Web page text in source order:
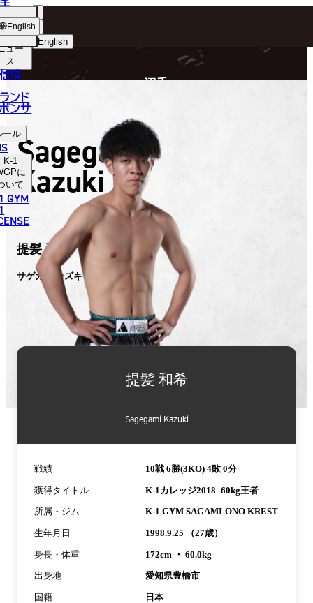
English
中文（简体）
中文（繁體）
ไทย
العربية
ョッ
プ
ュー
ス
情
ンド
ンサ
ール
K-1
に
いて
GYM
English
選手
Sagegami
Kazuki
提髪 和希
サゲガミ カズキ
提髪 和希
Sagegami Kazuki
戦績 10戦 6勝(3KO) 4敗 0分
獲得タイトル K-1カレッジ2018 -60kg王者
所属・ジム K-1 GYM SAGAMI-ONO KREST
生年月日 1998.9.25 （27歳）
身長・体重 172cm ・ 60.0kg
出身地 愛知県豊橋市
国籍 日本